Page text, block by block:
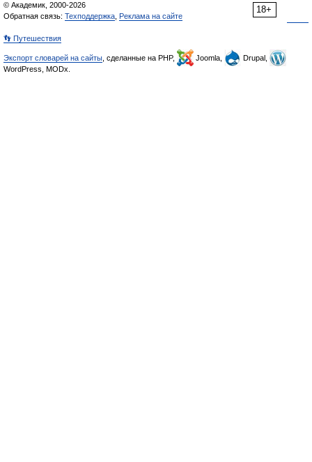
18+
© Академик, 2000-2026
Обратная связь: Техподдержка Реклама на сайте
👣 Путешествия
Экспорт словарей на сайты , сделанные на PHP, Joomla,
Drupal,
WordPress, MODx.